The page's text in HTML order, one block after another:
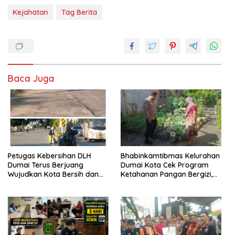
Kejahatan Tag Berita
Baca Juga
Petugas Kebersihan DLH
Dumai Terus Berjuang
Wujudkan Kota Bersih dan
Bhabinkamtibmas Kelurahan
Dumai Kota Cek Program
Ketahanan Pangan Bergizi,